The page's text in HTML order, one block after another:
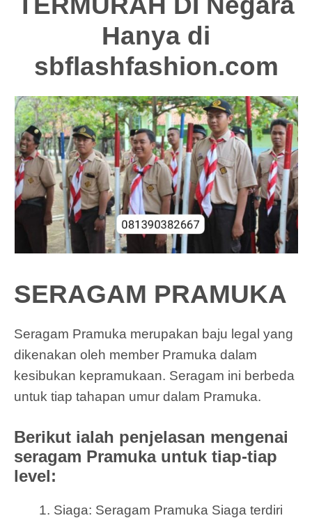
Hanya di
sbflashfashion.com
SERAGAM PRAMUKA
Seragam Pramuka merupakan baju legal yang
dikenakan oleh member Pramuka dalam
kesibukan kepramukaan. Seragam ini berbeda
untuk tiap tahapan umur dalam Pramuka.
Berikut ialah penjelasan mengenai
seragam Pramuka untuk tiap-tiap
level:
Siaga: Seragam Pramuka Siaga terdiri